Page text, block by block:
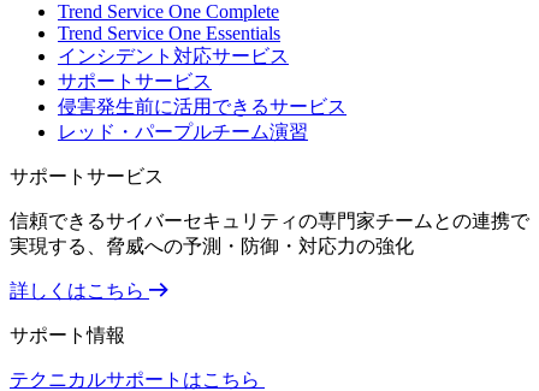
Trend Service One Complete
Trend Service One Essentials
インシデント対応サービス
サポートサービス
侵害発生前に活用できるサービス
レッド・パープルチーム演習
サポートサービス
信頼できるサイバーセキュリティの専門家チームとの連携で
実現する、脅威への予測・防御・対応力の強化
詳しくはこちら
サポート情報
テクニカルサポートはこちら